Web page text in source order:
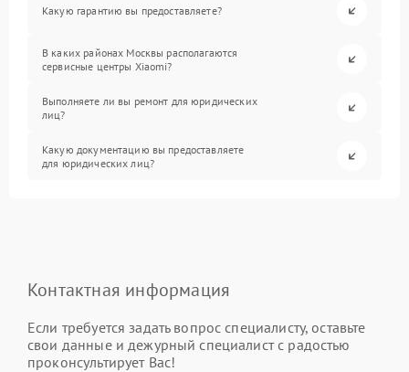
Какую гарантию вы предоставляете?
В каких районах Москвы располагаются
сервисные центры Xiaomi?
Выполняете ли вы ремонт для юридических
лиц?
Какую документацию вы предоставляете
для юридических лиц?
Контактная информация
Если требуется задать вопрос специалисту, оставьте
свои данные и дежурный специалист с радостью
проконсультирует Вас!